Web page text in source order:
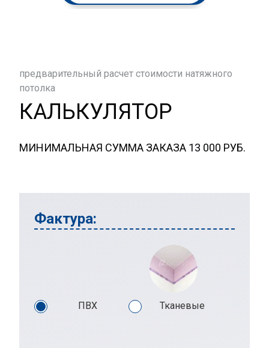
предварительный расчет стоимости натяжного
потолка
КАЛЬКУЛЯТОР
МИНИМАЛЬНАЯ СУММА ЗАКАЗА 13 000 РУБ.
Фактура:
ПВХ Тканевые